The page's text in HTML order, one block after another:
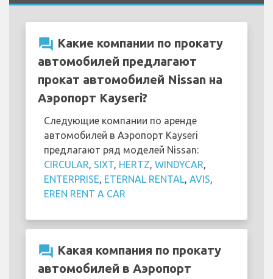
question_answer Какие компании по прокату
автомобилей предлагают
прокат автомобилей Nissan на
Аэропорт Kayseri?
Следующие компании по аренде
автомобилей в Аэропорт Kayseri
предлагают ряд моделей Nissan:
CIRCULAR, SIXT, HERTZ, WINDYCAR,
ENTERPRISE, ETERNAL RENTAL, AVIS,
EREN RENT A CAR
question_answer Какая компания по прокату
автомобилей в Аэропорт